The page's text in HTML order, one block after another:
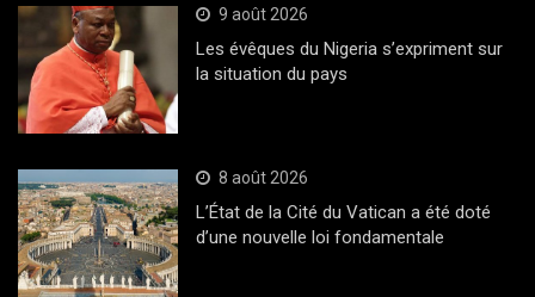
9 août 2026
Les évêques du Nigeria s’expriment sur
la situation du pays
8 août 2026
L’État de la Cité du Vatican a été doté
d’une nouvelle loi fondamentale